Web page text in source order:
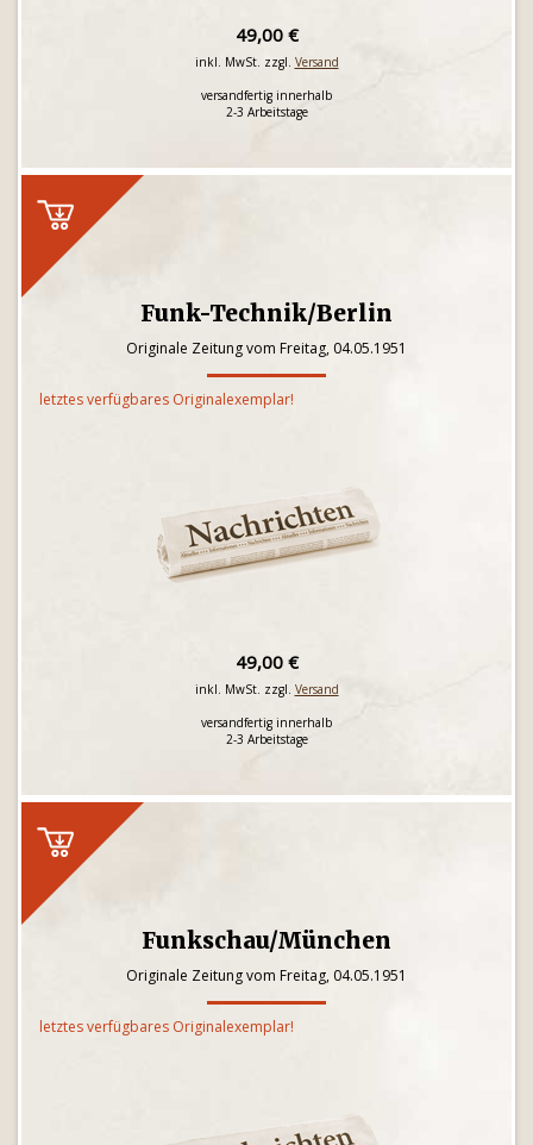
49,00 €
inkl. MwSt. zzgl. Versand
versandfertig innerhalb
2-3 Arbeitstage
Funk-Technik/Berlin
Originale Zeitung vom Freitag, 04.05.1951
letztes verfügbares Originalexemplar!
49,00 €
inkl. MwSt. zzgl. Versand
versandfertig innerhalb
2-3 Arbeitstage
Funkschau/München
Originale Zeitung vom Freitag, 04.05.1951
letztes verfügbares Originalexemplar!